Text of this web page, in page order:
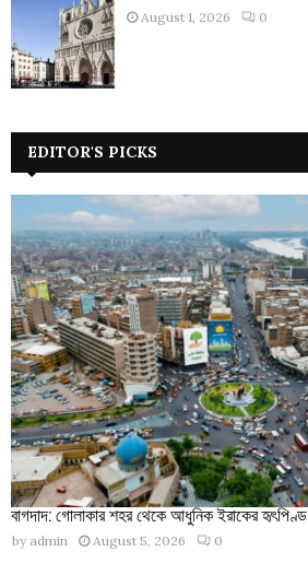
August 1, 2026 0
EDITOR'S PICKS
বাগদাদ: গোলাকার শহর থেকে আধুনিক ইরাকের হৃৎপিণ্ড
by admin August 5, 2026 0